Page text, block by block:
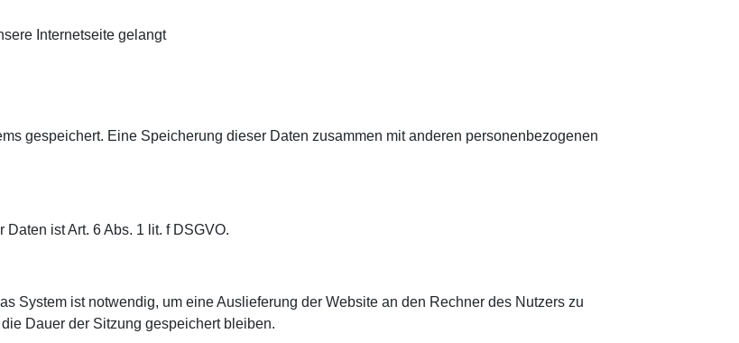
Internetseite gelangt
gespeichert. Eine Speicherung dieser Daten zusammen mit anderen personenbezogenen
ist Art. 6 Abs. 1 lit. f DSGVO.
System ist notwendig, um eine Auslieferung der Website an den Rechner des Nutzers zu
Dauer der Sitzung gespeichert bleiben.